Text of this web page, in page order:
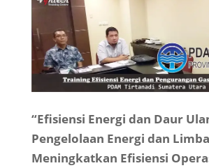
“Efisiensi Energi dan Daur
Pengelolaan Energi dan
Meningkatkan Efisiensi